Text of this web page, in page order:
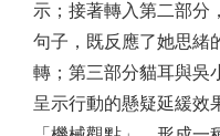
示；接著轉入第二部分
句子，既反應了她思緒
轉；第三部分貓耳與吳
呈示行動的懸疑延緩效